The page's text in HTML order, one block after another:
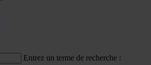
Entrez un terme de recherche :